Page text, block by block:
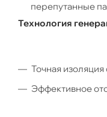
перепутанные
Технология
Точная
Эффективное